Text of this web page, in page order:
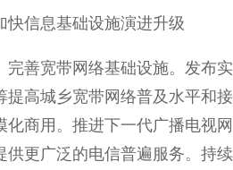
快信息基础设施演进升级
完善宽带网络基础设施。发布
提高城乡宽带网络普及水平和
化商用。推进下一代广播电视
供更广泛的电信普遍服务。持